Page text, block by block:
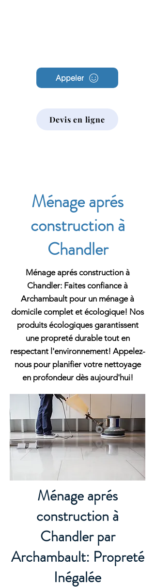
Appeler
Devis en ligne
Ménage aprés
construction à
Chandler
Ménage aprés construction à
Chandler: Faites confiance à
Archambault pour un ménage à
domicile complet et écologique! Nos
produits écologiques garantissent
une propreté durable tout en
respectant l'environnement! Appelez-
nous pour planifier votre nettoyage
en profondeur dès aujourd'hui!
Ménage aprés
construction à
Chandler par
Archambault: Propreté
Inégalée